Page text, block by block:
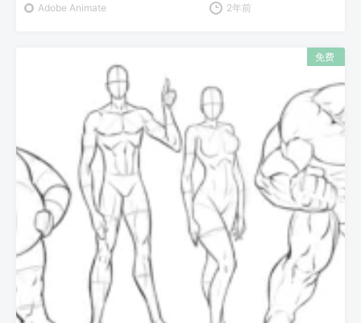
Adobe Animate 2年前